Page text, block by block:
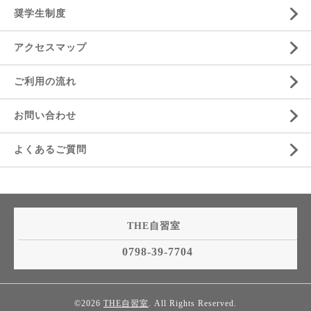
奨学生制度
アクセスマップ
ご利用の流れ
お問い合わせ
よくあるご質問
THE自習室
0798-39-7704
©2026 THE自習室. All Rights Reserved.